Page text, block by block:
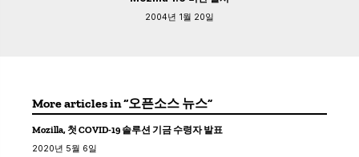
2004년 1월 20일
More articles in “오픈소스 뉴스”
Mozilla, 첫 COVID-19 솔루션 기금 수령자 발표
2020년 5월 6일